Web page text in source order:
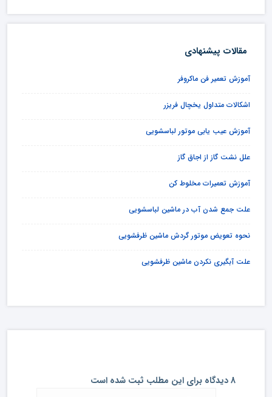
مقالات پیشنهادی
آموزش تعمیر فن ماکروفر
اشکالات متداول یخچال فریزر
آموزش عیب یابی موتور لباسشویی
علل نشت گاز از اجاق گاز
آموزش تعمیرات مخلوط کن
علت جمع شدن آب در ماشین لباسشویی
نحوه تعویض موتور گردش ماشین ظرفشویی
علت آبگیری نکردن ماشین ظرفشویی
8 دیدگاه برای این مطلب ثبت شده است